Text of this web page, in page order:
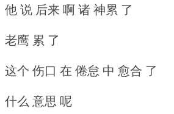
他 说 后来 啊 诸 神累 了
老鹰 累 了
这个 伤口 在 倦怠 中 愈合 了
什么 意思 呢